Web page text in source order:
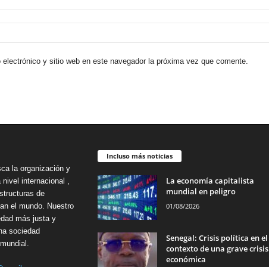
electrónico y sitio web en este navegador la próxima vez que comente.
la organización y
nivel internacional ,
de
el mundo. Nuestro
más justa y
sociedad
Incluso más noticias
La economía capitalista
mundial en peligro
01/08/2026
Senegal: Crisis política en el
contexto de una grave crisis
económica